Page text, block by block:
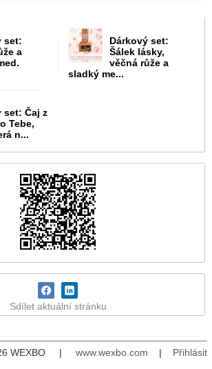
set:
a
Dárkový set:
Šálek lásky,
věčná růže a
sladký me...
set: Čaj z
Tebe,
n...
Sdílet aktuální stránku
WEXBO | www.wexbo.com | Přihlásit